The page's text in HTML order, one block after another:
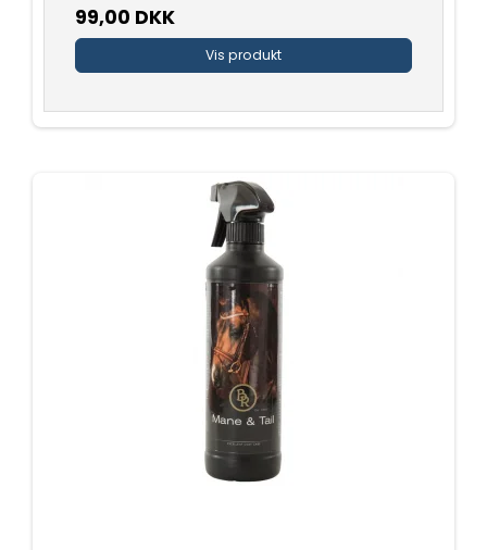
99,00 DKK
Vis produkt